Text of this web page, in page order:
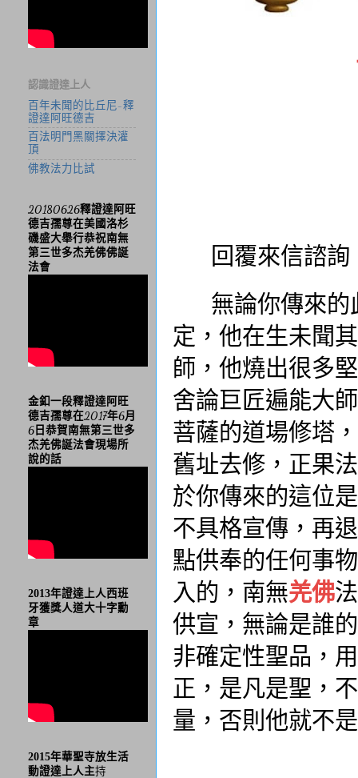
回覆來信諮詢
無論你傳來的
定，他在生未聞
師，他燒出很多
舍論巨匠遍能大
菩薩的道場修塔
舊址去修，正果
於你傳來的這位
不具格宣傳，再
點供奉的任何事
入的，南無羌佛
供宣，無論是誰
非確定性聖品，
正，是凡是聖，
量，否則他就不
認識證達上人
百年未聞的比丘尼-釋
證達阿旺德吉
百法明門黑關擇決灌
頂
佛教法力比試
20180626釋證達阿旺
德吉孺尊在美國洛杉
磯盛大舉行恭祝南無
第三世多杰羌佛佛誕
法會
金釦一段釋證達阿旺
德吉孺尊在2017年6月
6日恭賀南無第三世多
杰羌佛誕法會現場所
說的話
2013年證達上人西班
牙獲獎人道大十字勳
章
2015年華聖寺放生活
動證達上人主持